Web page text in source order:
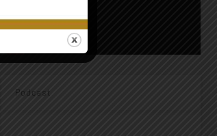
Podcast